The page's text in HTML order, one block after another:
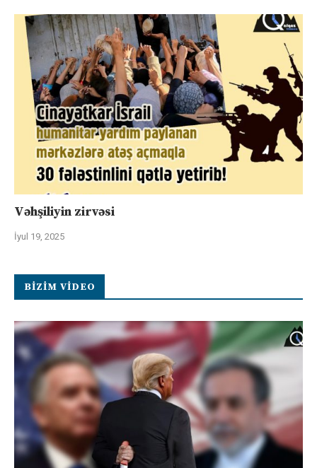
Vəhşiliyin zirvəsi
İyul 19, 2025
BIZIM VIDEO